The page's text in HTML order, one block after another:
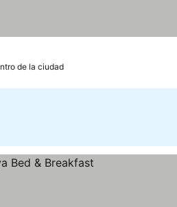
de la ciudad